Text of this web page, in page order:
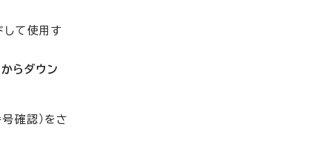
して使用す
らダウン
確認）をさ